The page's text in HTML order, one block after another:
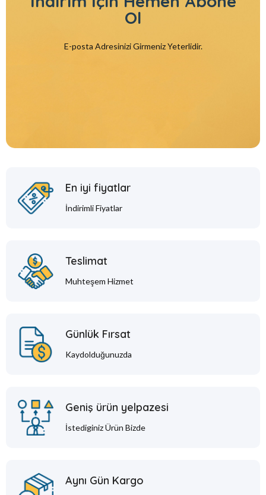
Ol
E-posta Adresinizi Girmeniz Yeterlidir.
En iyi fiyatlar
İndirimli Fiyatlar
Teslimat
Muhteşem Hizmet
Günlük Fırsat
Kaydolduğunuzda
Geniş ürün yelpazesi
İstediginiz Ürün Bizde
Aynı Gün Kargo